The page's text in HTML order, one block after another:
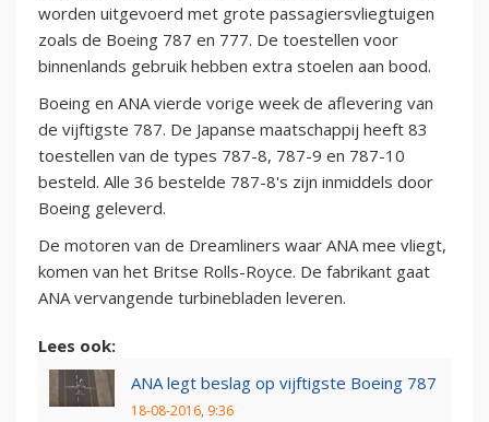
worden uitgevoerd met grote passagiersvliegtuigen
zoals de Boeing 787 en 777. De toestellen voor
binnenlands gebruik hebben extra stoelen aan bood.
Boeing en ANA vierde vorige week de aflevering van
de vijftigste 787. De Japanse maatschappij heeft 83
toestellen van de types 787-8, 787-9 en 787-10
besteld. Alle 36 bestelde 787-8's zijn inmiddels door
Boeing geleverd.
De motoren van de Dreamliners waar ANA mee vliegt,
komen van het Britse Rolls-Royce. De fabrikant gaat
ANA vervangende turbinebladen leveren.
Lees ook:
ANA legt beslag op vijftigste Boeing 787
18-08-2016, 9:36